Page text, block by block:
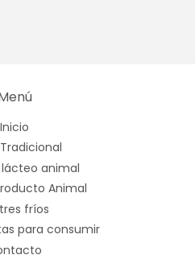
Inicio
lácteo animal
Animal
fríos
para consumir